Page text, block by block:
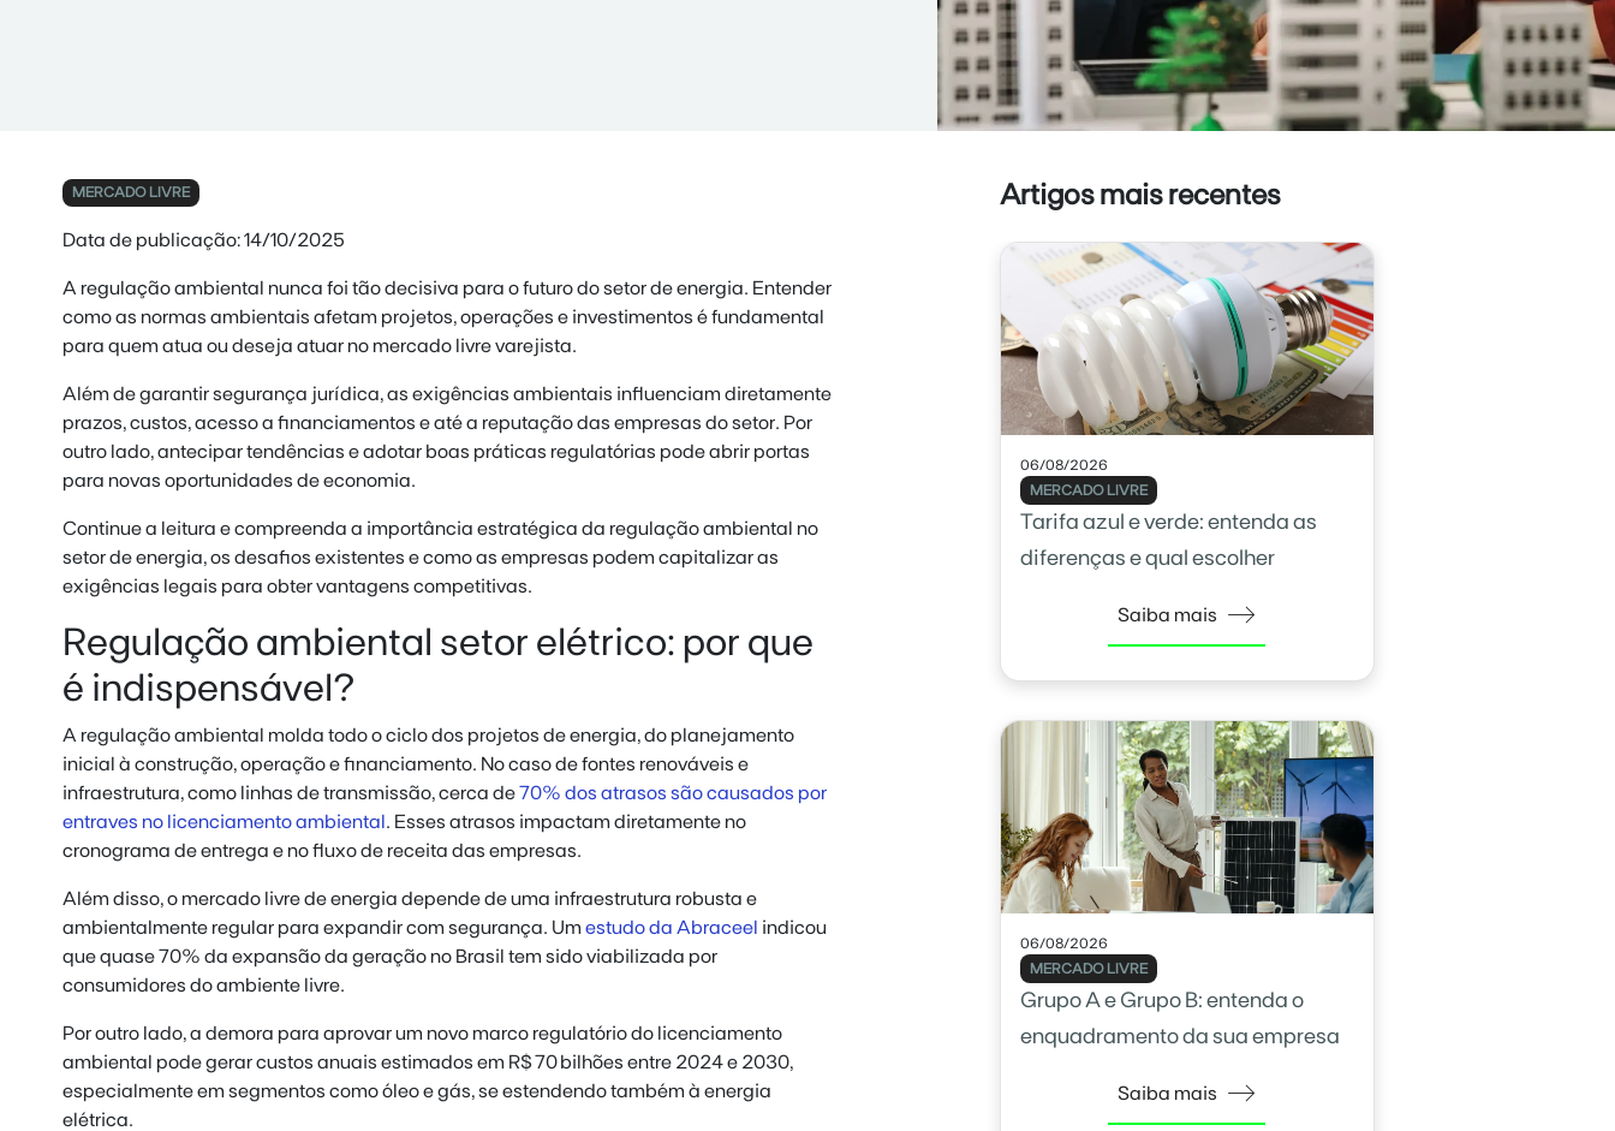
MERCADO LIVRE
Data de publicação: 14/10/2025
A regulação ambiental nunca foi tão decisiva para o futuro do setor de energia. Entender
como as normas ambientais afetam projetos, operações e investimentos é fundamental
para quem atua ou deseja atuar no mercado livre varejista.
Além de garantir segurança jurídica, as exigências ambientais influenciam diretamente
prazos, custos, acesso a financiamentos e até a reputação das empresas do setor. Por
outro lado, antecipar tendências e adotar boas práticas regulatórias pode abrir portas
para novas oportunidades de economia.
Continue a leitura e compreenda a importância estratégica da regulação ambiental no
setor de energia, os desafios existentes e como as empresas podem capitalizar as
exigências legais para obter vantagens competitivas.
Regulação ambiental setor elétrico: por que
é indispensável?
A regulação ambiental molda todo o ciclo dos projetos de energia, do planejamento
inicial à construção, operação e financiamento. No caso de fontes renováveis e
infraestrutura, como linhas de transmissão, cerca de70% dos atrasos são causados por
entraves no licenciamento ambiental . Esses atrasos impactam diretamente no
cronograma de entrega e no fluxo de receita das empresas.
Além disso, o mercado livre de energia depende de uma infraestrutura robusta e
ambientalmente regular para expandir com segurança. Um estudo da Abraceel indicou
que quase 70% da expansão da geração no Brasil tem sido viabilizada por
consumidores do ambiente livre.
Por outro lado, a demora para aprovar um novo marco regulatório do licenciamento
ambiental pode gerar custos anuais estimados em R$ 70 bilhões entre 2024 e 2030,
especialmente em segmentos como óleo e gás, se estendendo também à energia
elétrica.
Artigos mais recentes
06/08/2026
MERCADO LIVRE
Tarifa azul e verde: entenda as
diferenças e qual escolher
Saiba mais
06/08/2026
MERCADO LIVRE
Grupo A e Grupo B: entenda o
enquadramento da sua empresa
Saiba mais